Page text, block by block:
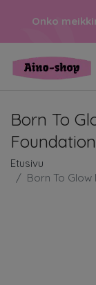
Onko
Born To
Etusivu
Born To Glow